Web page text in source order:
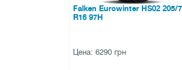
Falken Eurowinter HS02 205/
R16 97H
Цена: 6290 грн